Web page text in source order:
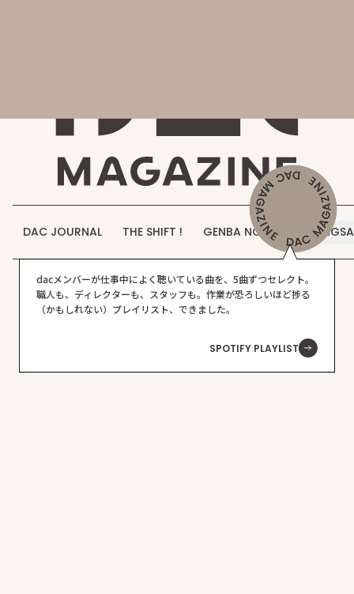
事業紹介
実績紹介
お問い合わせ
DAC JOURNAL
THE SHIFT !
GENBA NO IROHA
DAC JOURNAL THE SHIFT ! GENBA NO IROHA
dacメンバーが仕事中によく聴いている曲を、5曲ずつセレクト。
職人も、ディレクターも、スタッフも。作業が恐ろしいほど捗る
（かもしれない）プレイリスト、できました。
SPOTIFY PLAYLIST
その他 プロジェクト実績
DAC WORKS